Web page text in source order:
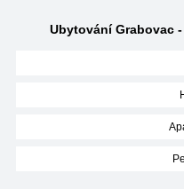
Ubytování Grabovac